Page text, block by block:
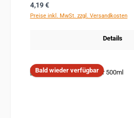
Regulärer Preis:
4,19 €
Preise inkl. MwSt. zzgl. Versandkosten
Details
Bald wieder verfügbar